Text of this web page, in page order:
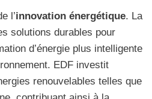
l’innovation énergétique. La
solutions durables pour
d’énergie plus intelligente
EDF investit
renouvelables telles que